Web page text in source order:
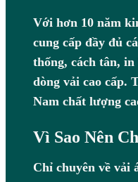
Với hơn 10 năm
cung cấp đầy đủ
thống, cách tân,
dòng vải cao cấp.
Nam chất lượng
Vì Sao Nên
Chỉ chuyên về vải